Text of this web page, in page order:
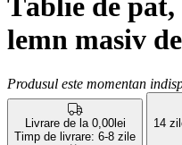
Tăblie de pat,
lemn masiv
Produsul este momentan
Livrare de la 0,00lei
Timp de livrare: 6-8 zile
14